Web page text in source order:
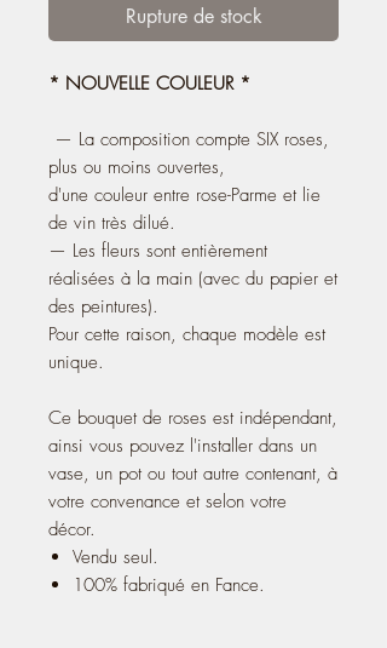
Rupture de stock
* NOUVELLE COULEUR *
— La composition compte SIX roses,
plus ou moins ouvertes,
d'une couleur entre rose-Parme et lie
de vin très dilué.
— Les fleurs sont entièrement
réalisées à la main (avec du papier et
des peintures).
Pour cette raison, chaque modèle est
unique.
Ce bouquet de roses est indépendant,
ainsi vous pouvez l'installer dans un
vase, un pot ou tout autre contenant, à
votre convenance et selon votre
décor.
Vendu seul.
100% fabriqué en Fance.